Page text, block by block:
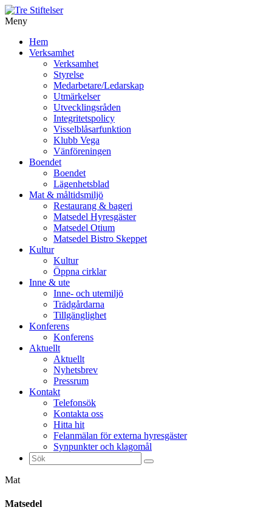
Meny
vidare
Hem
Verksamhet
Verksamhet
Styrelse
Medarbetare/Ledarskap
Utmärkelser
Utvecklingsråden
Integritetspolicy
Visselblåsarfunktion
Klubb Vega
Vänföreningen
Boendet
Boendet
Lägenhetsblad
Mat & måltidsmiljö
Restaurang & bageri
Matsedel Hyresgäster
Matsedel Otium
Matsedel Bistro Skeppet
Kultur
Kultur
Öppna cirklar
Inne & ute
Inne- och utemiljö
Trädgårdarna
Tillgänglighet
Konferens
Konferens
Aktuellt
Aktuellt
Nyhetsbrev
Pressrum
Kontakt
Telefonsök
Kontakta oss
Hitta hit
Felanmälan för externa hyresgäster
Synpunkter och klagomål
Sök
efter:
Mat
Matsedel